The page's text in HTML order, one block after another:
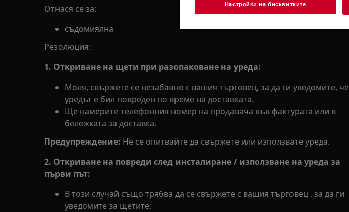
Отнася се за:
съдомиялна
Резолюция:
1. Откриване на щети при разопаковане на уреда:
Моля, свържете се незабавно с вашия търговец, за да ги уведомите, че
уредът е бил повреден по време на доставката.
Ще намерите телефонния номер на продавача във фактурата или в
бележката за доставка.
Предупреждение: Не се опитвайте да свържете или използвате уреда.
2. Откриване на повреди след инсталиране / използване на уреда за
първи път:
В този случай също трябва да се свържете с вашия търговец , за да ги
уведомите за щетите.
Настройки на бисквитките